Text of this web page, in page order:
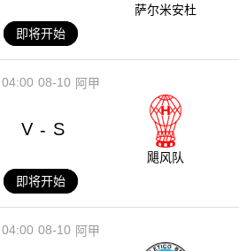
萨尔米安杜
即将开始
08-10
04:00 阿甲
V - S
飓风队
即将开始
08-10
04:00 阿甲